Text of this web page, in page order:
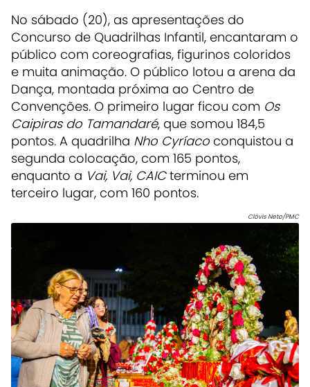
No sábado (20), as apresentações do
Concurso de Quadrilhas Infantil, encantaram o
público com coreografias, figurinos coloridos
e muita animação. O público lotou a arena da
Dança, montada próxima ao Centro de
Convenções. O primeiro lugar ficou com Os
Caipiras do Tamandaré, que somou 184,5
pontos. A quadrilha Nho Cyríaco conquistou a
segunda colocação, com 165 pontos,
enquanto a Vai, Vai, CAICterminou em
terceiro lugar, com 160 pontos.
Clóvis Neto/PMC